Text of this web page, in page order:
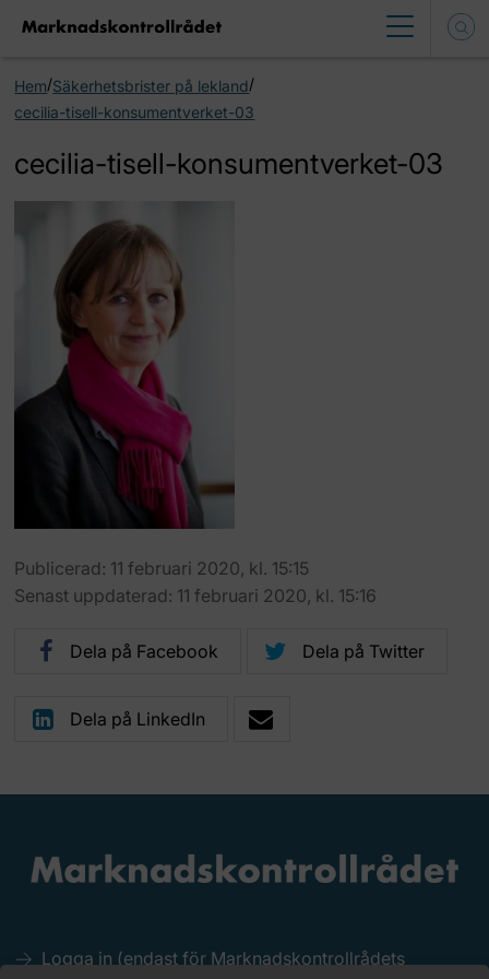
Hem/Säkerhetsbrister på lekland/
cecilia-tisell-konsumentverket-03
cecilia-tisell-konsumentverket-03
Publicerad: 11 februari 2020, kl. 15:15
Senast uppdaterad: 11 februari 2020, kl. 15:16
Dela på Facebook Dela på Twitter
Dela på LinkedIn
Logga in (endast för Marknadskontrollrådets